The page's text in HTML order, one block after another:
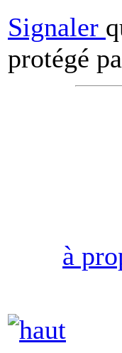
Signaler
protégé
à